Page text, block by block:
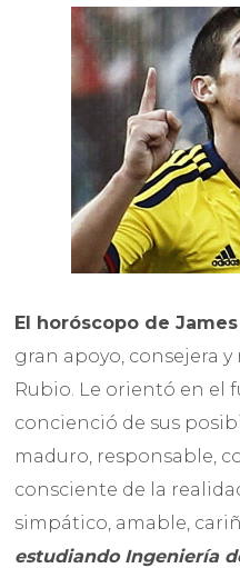
El horóscopo de
gran apoyo, consejera
Rubio. Le orientó en el
concienció de sus
maduro, responsable,
consciente de la
simpático, amable,
estudiando Ingeniería